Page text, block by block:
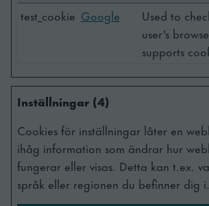
test_cookie Google
Used to
user's
supports
Inställningar (4)
Cookies för inställningar låter en
ihåg information som ändrar hur
fungerar eller visas. Detta kan t.ex.
språk eller regionen du befinner dig i.